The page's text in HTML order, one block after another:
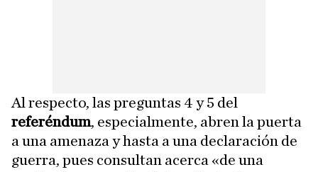
Al respecto, las preguntas 4 y 5 del
referéndum, especialmente, abren la puerta
a una amenaza y hasta a una declaración de
guerra, pues consultan acerca «de una